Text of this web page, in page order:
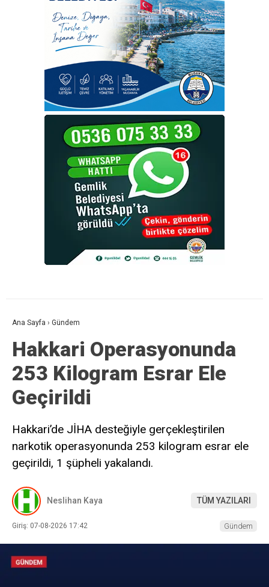
Ana Sayfa › Gündem
Hakkari Operasyonunda
253 Kilogram Esrar Ele
Geçirildi
Hakkari’de JİHA desteğiyle gerçekleştirilen
narkotik operasyonunda 253 kilogram esrar ele
geçirildi, 1 şüpheli yakalandı.
Neslihan Kaya TÜM YAZILARI
Giriş: 07-08-2026 17:42 Gündem